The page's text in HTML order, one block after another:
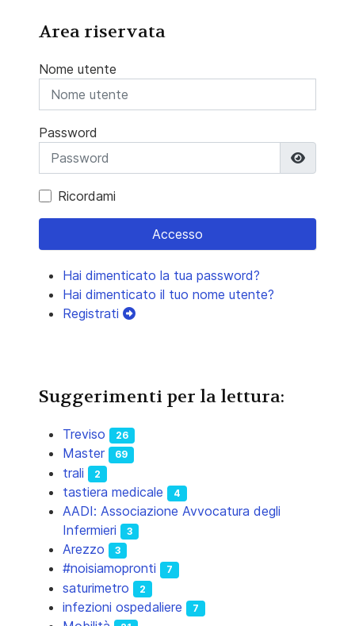
Area riservata
Nome utente
Password
Ricordami
Accesso
Hai dimenticato la tua password?
Hai dimenticato il tuo nome utente?
Registrati
Suggerimenti per la lettura:
Treviso 26
Master 69
trali 2
tastiera medicale 4
AADI: Associazione Avvocatura degli
Infermieri
3
Arezzo 3
#noisiamopronti 7
saturimetro 2
infezioni ospedaliere 7